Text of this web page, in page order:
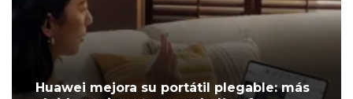
Huawei mejora su portátil plegable: más